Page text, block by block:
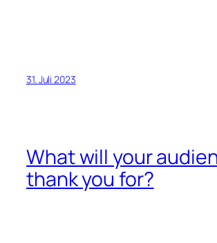
31. Juli 2023
What will your
thank you for?